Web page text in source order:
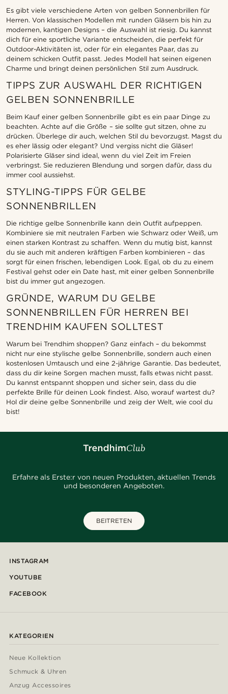
Es gibt viele verschiedene Arten von gelben Sonnenbrillen für
Herren. Von klassischen Modellen mit runden Gläsern bis hin zu
modernen, kantigen Designs – die Auswahl ist riesig. Du kannst
dich für eine sportliche Variante entscheiden, die perfekt für
Outdoor-Aktivitäten ist, oder für ein elegantes Paar, das zu
deinem schicken Outfit passt. Jedes Modell hat seinen eigenen
Charme und bringt deinen persönlichen Stil zum Ausdruck.
TIPPS ZUR AUSWAHL DER RICHTIGEN
GELBEN SONNENBRILLE
Beim Kauf einer gelben Sonnenbrille gibt es ein paar Dinge zu
beachten. Achte auf die Größe – sie sollte gut sitzen, ohne zu
drücken. Überlege dir auch, welchen Stil du bevorzugst. Magst du
es eher lässig oder elegant? Und vergiss nicht die Gläser!
Polarisierte Gläser sind ideal, wenn du viel Zeit im Freien
verbringst. Sie reduzieren Blendung und sorgen dafür, dass du
immer cool aussiehst.
STYLING-TIPPS FÜR GELBE
SONNENBRILLEN
Die richtige gelbe Sonnenbrille kann dein Outfit aufpeppen.
Kombiniere sie mit neutralen Farben wie Schwarz oder Weiß, um
einen starken Kontrast zu schaffen. Wenn du mutig bist, kannst
du sie auch mit anderen kräftigen Farben kombinieren – das
sorgt für einen frischen, lebendigen Look. Egal, ob du zu einem
Festival gehst oder ein Date hast, mit einer gelben Sonnenbrille
bist du immer gut angezogen.
GRÜNDE, WARUM DU GELBE
SONNENBRILLEN FÜR HERREN BEI
TRENDHIM KAUFEN SOLLTEST
Warum bei Trendhim shoppen? Ganz einfach – du bekommst
nicht nur eine stylische gelbe Sonnenbrille, sondern auch einen
kostenlosen Umtausch und eine 2-jährige Garantie. Das bedeutet,
dass du dir keine Sorgen machen musst, falls etwas nicht passt.
Du kannst entspannt shoppen und sicher sein, dass du die
perfekte Brille für deinen Look findest. Also, worauf wartest du?
Hol dir deine gelbe Sonnenbrille und zeig der Welt, wie cool du
bist!
Erfahre als Erste:r von neuen Produkten, aktuellen Trends
und besonderen Angeboten.
BEITRETEN
INSTAGRAM
YOUTUBE
FACEBOOK
KATEGORIEN
Neue Kollektion
Schmuck & Uhren
Anzug Accessoires